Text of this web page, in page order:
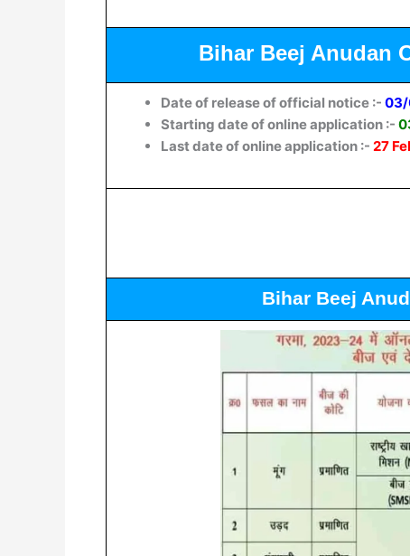
Bihar Beej Anudan
Date of release of official notice :-
Starting date of online application :-
Last date of online application :- 27
Bihar Beej